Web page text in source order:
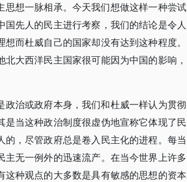
想一脉相承。今天我们想做这样一种尝试
先人的民主进行考察，我们的结论是令人
而杜威自己的国家却没有达到这种程度。
大西洋民主国家很可能因为中国的影响，
治或政府本身，我们和杜威一样认为贯彻
当这种政治制度很虚伪地宣称它体现了民
，尽管政府总是卷入民主化的进程。每当
无一例外的迅速流产。在当今世界上许多
种观点的大多数是具有敏感的思想的资本